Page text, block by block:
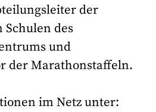
der
des
und
der Marathonstaffeln.
im Netz unter: